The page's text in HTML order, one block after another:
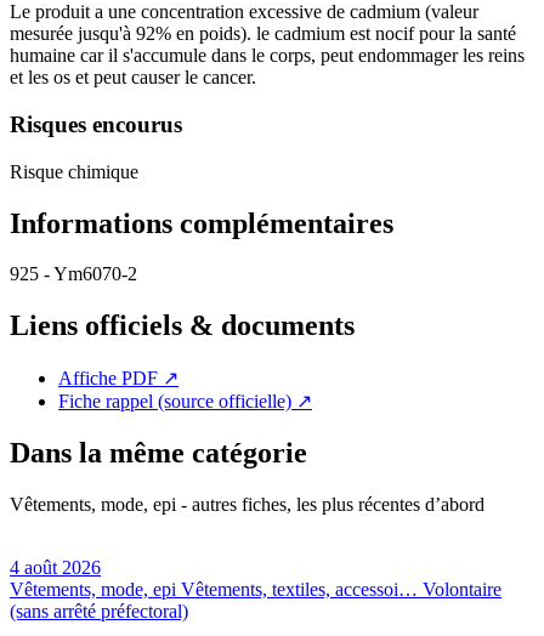
Le produit a une concentration excessive de cadmium (valeur
mesurée jusqu'à 92% en poids). le cadmium est nocif pour la santé
humaine car il s'accumule dans le corps, peut endommager les reins
et les os et peut causer le cancer.
Risques encourus
Risque chimique
Informations complémentaires
925 - Ym6070-2
Liens officiels & documents
Affiche PDF ↗
Fiche rappel (source officielle) ↗
Dans la même catégorie
Vêtements, mode, epi - autres fiches, les plus récentes d’abord
4 août 2026
Vêtements, mode, epi Vêtements, textiles, accessoi… Volontaire
(sans arrêté préfectoral)